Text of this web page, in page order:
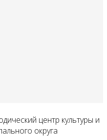
центр культуры и
округа